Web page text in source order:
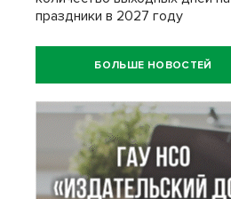
праздники в 2027 году
БОЛЬШЕ НОВОСТЕЙ